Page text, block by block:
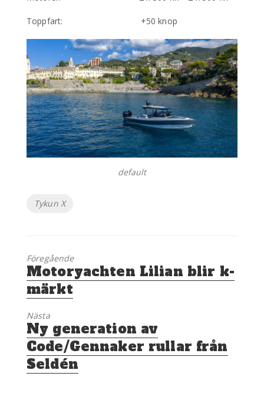
Toppfart: +50 knop
default
Etiketter
Tykun X
Föregående
Föregående
inlägg:
Motoryachten Lilian blir k-
märkt
Nästa
Nästa
inlägg:
Ny generation av
Code/Gennaker rullar från
Seldén